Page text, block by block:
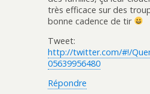
très efficace sur des
bonne cadence de tir
Tweet:
http://twitter.com/#!/
05639956480
Répondre